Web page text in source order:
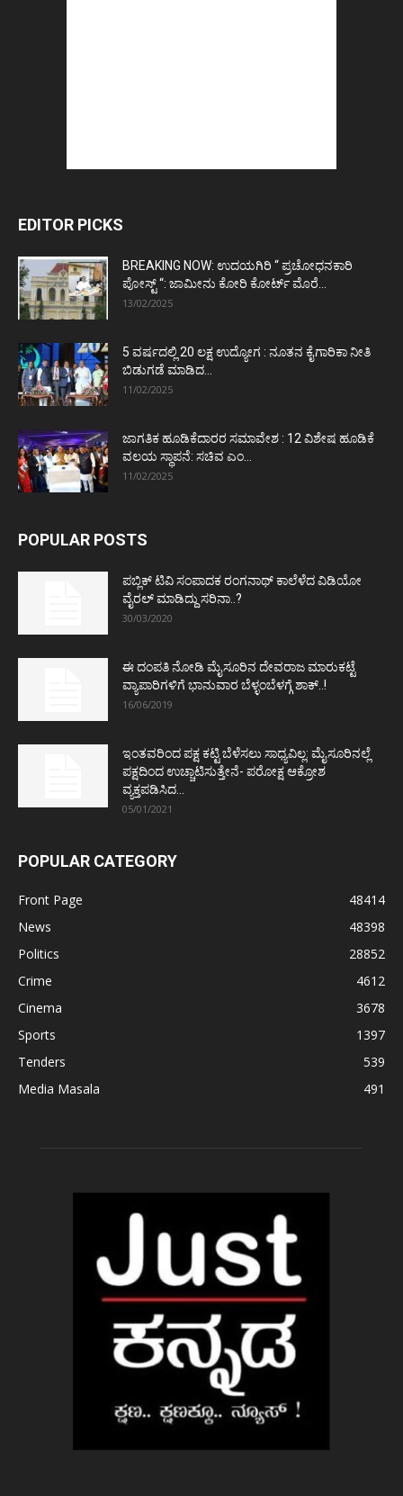
EDITOR PICKS
BREAKING NOW: ಉದಯಗಿರಿ “ ಪ್ರಚೋಧನಕಾರಿ
ಪೋಸ್ಟ್‌ “: ಜಾಮೀನು ಕೋರಿ ಕೋರ್ಟ್‌ ಮೊರೆ...
13/02/2025
5 ವರ್ಷದಲ್ಲಿ 20 ಲಕ್ಷ ಉದ್ಯೋಗ : ನೂತನ ಕೈಗಾರಿಕಾ ನೀತಿ
ಬಿಡುಗಡೆ ಮಾಡಿದ...
11/02/2025
ಜಾಗತಿಕ ಹೂಡಿಕೆದಾರರ ಸಮಾವೇಶ : 12 ವಿಶೇಷ ಹೂಡಿಕೆ
ವಲಯ ಸ್ಥಾಪನೆ: ಸಚಿವ ಎಂ...
11/02/2025
POPULAR POSTS
ಪಬ್ಲಿಕ್ ಟಿವಿ ಸಂಪಾದಕ ರಂಗನಾಥ್ ಕಾಲೆಳೆದ ವಿಡಿಯೋ
ವೈರಲ್ ಮಾಡಿದ್ದು ಸರಿನಾ..?
30/03/2020
ಈ ದಂಪತಿ ನೋಡಿ ಮೈಸೂರಿನ ದೇವರಾಜ ಮಾರುಕಟ್ಟೆ
ವ್ಯಾಪಾರಿಗಳಿಗೆ ಭಾನುವಾರ ಬೆಳ್ಳಂಬೆಳಗ್ಗೆ ಶಾಕ್..!
16/06/2019
ಇಂತವರಿಂದ ಪಕ್ಷ ಕಟ್ಟಿ ಬೆಳೆಸಲು ಸಾಧ್ಯವಿಲ್ಲ: ಮೈಸೂರಿನಲ್ಲೆ
ಪಕ್ಷದಿಂದ ಉಚ್ಚಾಟಿಸುತ್ತೇನೆ- ಪರೋಕ್ಷ ಆಕ್ರೋಶ
ವ್ಯಕ್ತಪಡಿಸಿದ...
05/01/2021
POPULAR CATEGORY
Front Page
48414
News
48398
Politics
28852
Crime
4612
Cinema
3678
Sports
1397
Tenders
539
Media Masala
491